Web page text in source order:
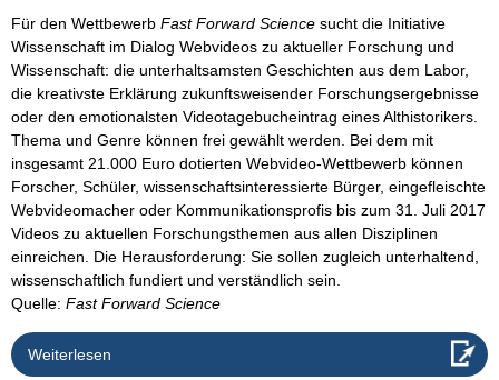
Für den Wettbewerb Fast Forward Science sucht die Initiative
Wissenschaft im Dialog Webvideos zu aktueller Forschung und
Wissenschaft: die unterhaltsamsten Geschichten aus dem Labor,
die kreativste Erklärung zukunftsweisender Forschungsergebnisse
oder den emotionalsten Videotagebucheintrag eines Althistorikers.
Thema und Genre können frei gewählt werden. Bei dem mit
insgesamt 21.000 Euro dotierten Webvideo-Wettbewerb können
Forscher, Schüler, wissenschaftsinteressierte Bürger, eingefleischte
Webvideomacher oder Kommunikationsprofis bis zum 31. Juli 2017
Videos zu aktuellen Forschungsthemen aus allen Disziplinen
einreichen. Die Herausforderung: Sie sollen zugleich unterhaltend,
wissenschaftlich fundiert und verständlich sein.
Quelle: Fast Forward Science
Weiterlesen